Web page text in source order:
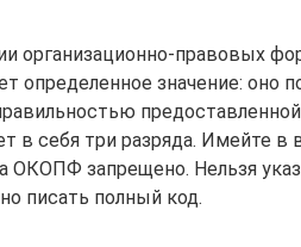
организационно-правовых
определенное значение: оно
в себя три разряда. Имейте в
ОКОПФ запрещено. Нельзя
писать полный код.